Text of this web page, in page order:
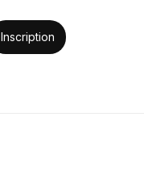
Inscription